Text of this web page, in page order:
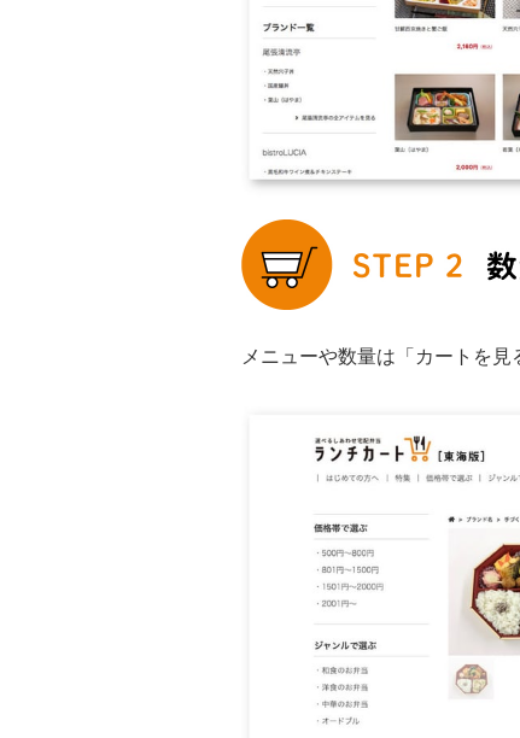
メニューや数量は「カートを見